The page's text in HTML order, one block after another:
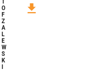
c
e
c
a
j
a
k
d
K
O
F
Z
A
L
E
W
S
K
I
file_download